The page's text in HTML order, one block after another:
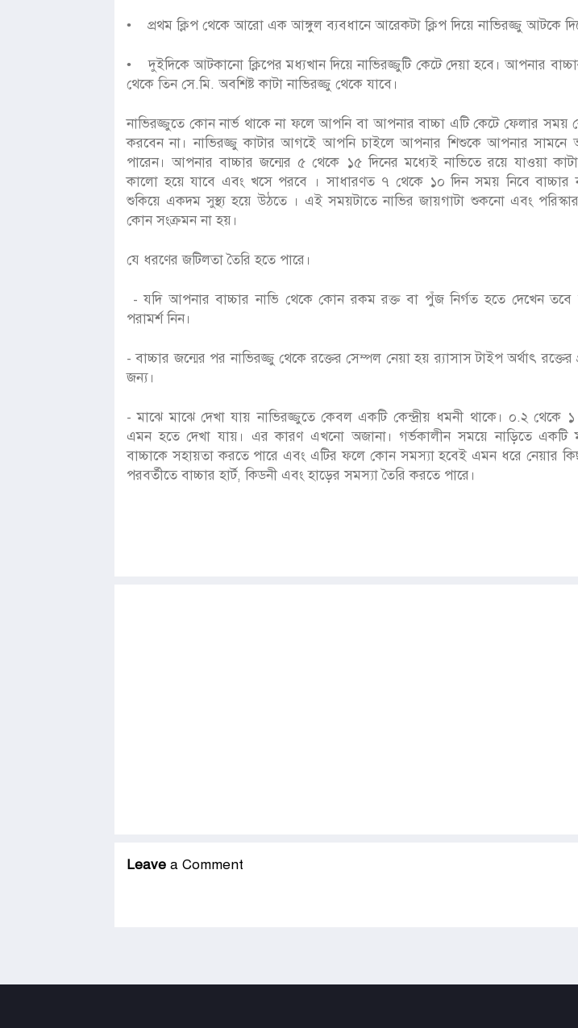
• প্রথম ক্লিপ থেকে আরো এক আঙ্গুল ব্যবধানে আরেকটা ক্লিপ দিয়ে নাভিরজ্জু আটকে
• দুইদিকে আটকানো ক্লিপের মধ্যখান দিয়ে নাভিরজ্জুটি কেটে দেয়া হবে। আপনার
থেকে তিন সে.মি. অবশিষ্ট কাটা নাভিরজ্জু থেকে যাবে।
নাভিরজ্জুতে কোন নার্ভ থাকে না ফলে আপনি বা আপনার বাচ্চা এটি কেটে ফেলার সময়
করবেন না। নাভিরজ্জু কাটার আগইে আপনি চাইলে আপনার শিশুকে আপনার সামনে
পারেন। আপনার বাচ্চার জন্মের ৫ থেকে ১৫ দিনের মধ্যেই নাভিতে রয়ে যাওয়া
কালো হয়ে যাবে এবং খসে পরবে । সাধারণত ৭ থেকে ১০ দিন সময় নিবে বাচ্চার
শুকিয়ে একদম সুস্থ্য হয়ে উঠতে । এই সময়টাতে নাভির জায়গাটা শুকনো এবং
কোন সংক্রমন না হয়।
যে ধরণের জটিলতা তৈরি হতে পারে।
- যদি আপনার বাচ্চার নাভি থেকে কোন রকম রক্ত বা পুঁজ নির্গত হতে দেখেন তবে
পরামর্শ নিন।
- বাচ্চার জন্মের পর নাভিরজ্জু থেকে রক্তের সেম্পল নেয়া হয় র‌্যাসাস টাইপ অর্থাৎ রক্তের
জন্য।
- মাঝে মাঝে দেখা যায় নাভিরজ্জুতে কেবল একটি কেন্দ্রীয় ধমনী থাকে। ০.২ থেকে ১
এমন হতে দেখা যায়। এর কারণ এখনো অজানা। গর্ভকালীন সময়ে নাড়িতে একটি
বাচ্চাকে সহায়তা করতে পারে এবং এটির ফলে কোন সমস্যা হবেই এমন ধরে নেয়ার
পরবর্তীতে বাচ্চার হার্ট, কিডনী এবং হাড়ের সমস্যা তৈরি করতে পারে।
Leave a Comment